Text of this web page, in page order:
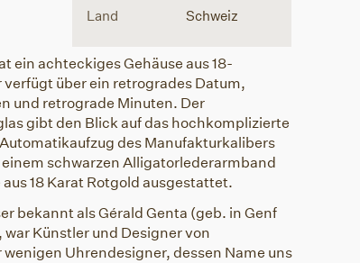
Land Schweiz
ein achteckiges Gehäuse aus 18-
über ein retrogrades Datum,
und retrograde Minuten. Der
gibt den Blick auf das hochkomplizierte
des Manufakturkalibers
einem schwarzen Alligatorlederarmband
18 Karat Rotgold ausgestattet.
bekannt als Gérald Genta (geb. in Genf
war Künstler und Designer von
Uhrendesigner, dessen Name uns